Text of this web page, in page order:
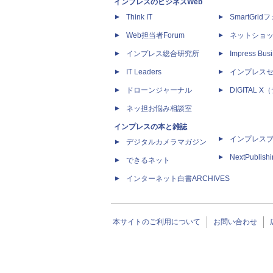
インプレスのビジネスWeb
Think IT
Web担当者Forum
インプレス総合研究所
IT Leaders
ドローンジャーナル
ネッ担お悩み相談室
インプレスの本と雑誌
デジタルカメラマガジン
できるネット
インターネット白書ARCHIVES
SmartGridフ
ネットショ
Impress
インプレス
DIGITAL X（
インプレス
本サイトのご利用について お問い合わせ